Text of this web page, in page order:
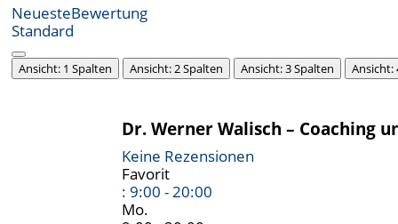
NeuesteBewertung
Standard
Ansicht: 1 Spalten Ansicht: 2 Spalten Ansicht: 3 Spalten Ansicht:
Dr. Werner Walisch – Coaching
Keine Rezensionen
Favorit
: 9:00 - 20:00
Mo.